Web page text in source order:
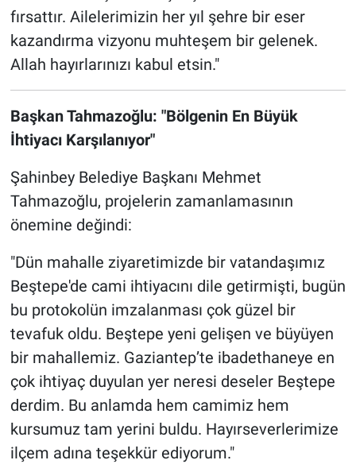
fırsattır. Ailelerimizin her yıl şehre bir eser
kazandırma vizyonu muhteşem bir gelenek.
Allah hayırlarınızı kabul etsin."
Başkan Tahmazoğlu: "Bölgenin En Büyük
İhtiyacı Karşılanıyor"
Şahinbey Belediye Başkanı Mehmet
Tahmazoğlu, projelerin zamanlamasının
önemine değindi:
"Dün mahalle ziyaretimizde bir vatandaşımız
Beştepe'de cami ihtiyacını dile getirmişti, bugün
bu protokolün imzalanması çok güzel bir
tevafuk oldu. Beştepe yeni gelişen ve büyüyen
bir mahallemiz. Gaziantep’te ibadethaneye en
çok ihtiyaç duyulan yer neresi deseler Beştepe
derdim. Bu anlamda hem camimiz hem
kursumuz tam yerini buldu. Hayırseverlerimize
ilçem adına teşekkür ediyorum."